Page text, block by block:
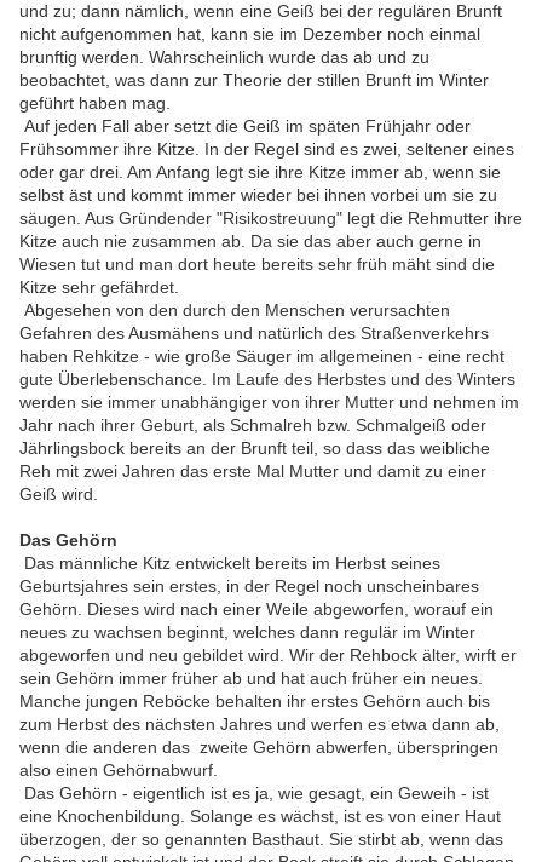
und zu; dann nämlich, wenn eine Geiß bei der regulären Brunft
nicht aufgenommen hat, kann sie im Dezember noch einmal
brunftig werden. Wahrscheinlich wurde das ab und zu
beobachtet, was dann zur Theorie der stillen Brunft im Winter
geführt haben mag.
Auf jeden Fall aber setzt die Geiß im späten Frühjahr oder
Frühsommer ihre Kitze. In der Regel sind es zwei, seltener eines
oder gar drei. Am Anfang legt sie ihre Kitze immer ab, wenn sie
selbst äst und kommt immer wieder bei ihnen vorbei um sie zu
säugen. Aus Gründender "Risikostreuung" legt die Rehmutter ihre
Kitze auch nie zusammen ab. Da sie das aber auch gerne in
Wiesen tut und man dort heute bereits sehr früh mäht sind die
Kitze sehr gefährdet.
Abgesehen von den durch den Menschen verursachten
Gefahren des Ausmähens und natürlich des Straßenverkehrs
haben Rehkitze - wie große Säuger im allgemeinen - eine recht
gute Überlebenschance. Im Laufe des Herbstes und des Winters
werden sie immer unabhängiger von ihrer Mutter und nehmen im
Jahr nach ihrer Geburt, als Schmalreh bzw. Schmalgeiß oder
Jährlingsbock bereits an der Brunft teil, so dass das weibliche
Reh mit zwei Jahren das erste Mal Mutter und damit zu einer
Geiß wird.
Das Gehörn
Das männliche Kitz entwickelt bereits im Herbst seines
Geburtsjahres sein erstes, in der Regel noch unscheinbares
Gehörn. Dieses wird nach einer Weile abgeworfen, worauf ein
neues zu wachsen beginnt, welches dann regulär im Winter
abgeworfen und neu gebildet wird. Wir der Rehbock älter, wirft er
sein Gehörn immer früher ab und hat auch früher ein neues.
Manche jungen Reböcke behalten ihr erstes Gehörn auch bis
zum Herbst des nächsten Jahres und werfen es etwa dann ab,
wenn die anderen das zweite Gehörn abwerfen, überspringen
also einen Gehörnabwurf.
Das Gehörn - eigentlich ist es ja, wie gesagt, ein Geweih - ist
eine Knochenbildung. Solange es wächst, ist es von einer Haut
überzogen, der so genannten Basthaut. Sie stirbt ab, wenn das